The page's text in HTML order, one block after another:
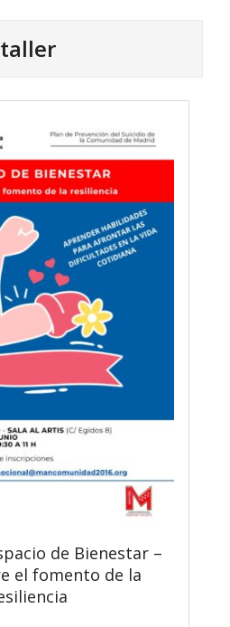
taller
de Bienestar –
el fomento de la